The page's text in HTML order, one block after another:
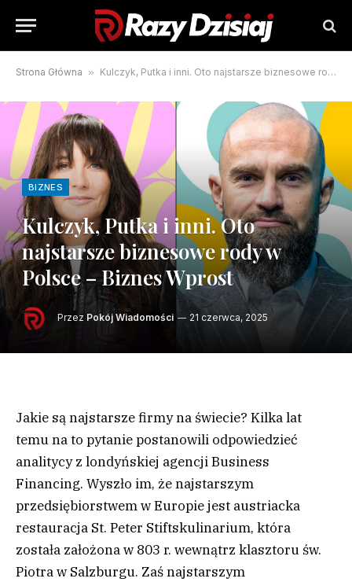
Strona Główna » Kulczyk, Putka i inni. Oto najstarsze biznesowe rody w Polsce – Biznes Wprost
BIZNES
Kulczyk, Putka i inni. Oto
najstarsze biznesowe rody w
Polsce – Biznes Wprost
Przez Pokój Wiadomości 21 czerwca, 2025
Jakie są najstarsze firmy na świecie? Kilka lat
temu na to pytanie postanowili odpowiedzieć
analitycy z londyńskiej agencji Business
Financing. Wyszło im, że najstarszym
przedsiębiorstwem w Europie jest austriacka
restauracja St. Peter Stiftskulinarium, która
została założona w 803 r. wewnątrz klasztoru św.
Piotra w Salzburgu. Zaś najstarszym